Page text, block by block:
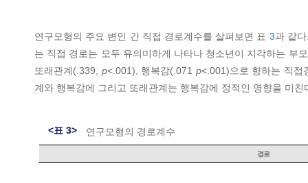
연구모형의 주요 변인 간 직접 경로계수를 살펴보면 표 3과 같
는 직접 경로는 모두 유의미하게 나타나 청소년이 지각하는 부
또래관계(.339, p<.001), 행복감(.071 p<.001)으로 향하는 직접
계와 행복감에 그리고 또래관계는 행복감에 정적인 영향을 미친
<표 3> 연구모형의 경로계수
경로